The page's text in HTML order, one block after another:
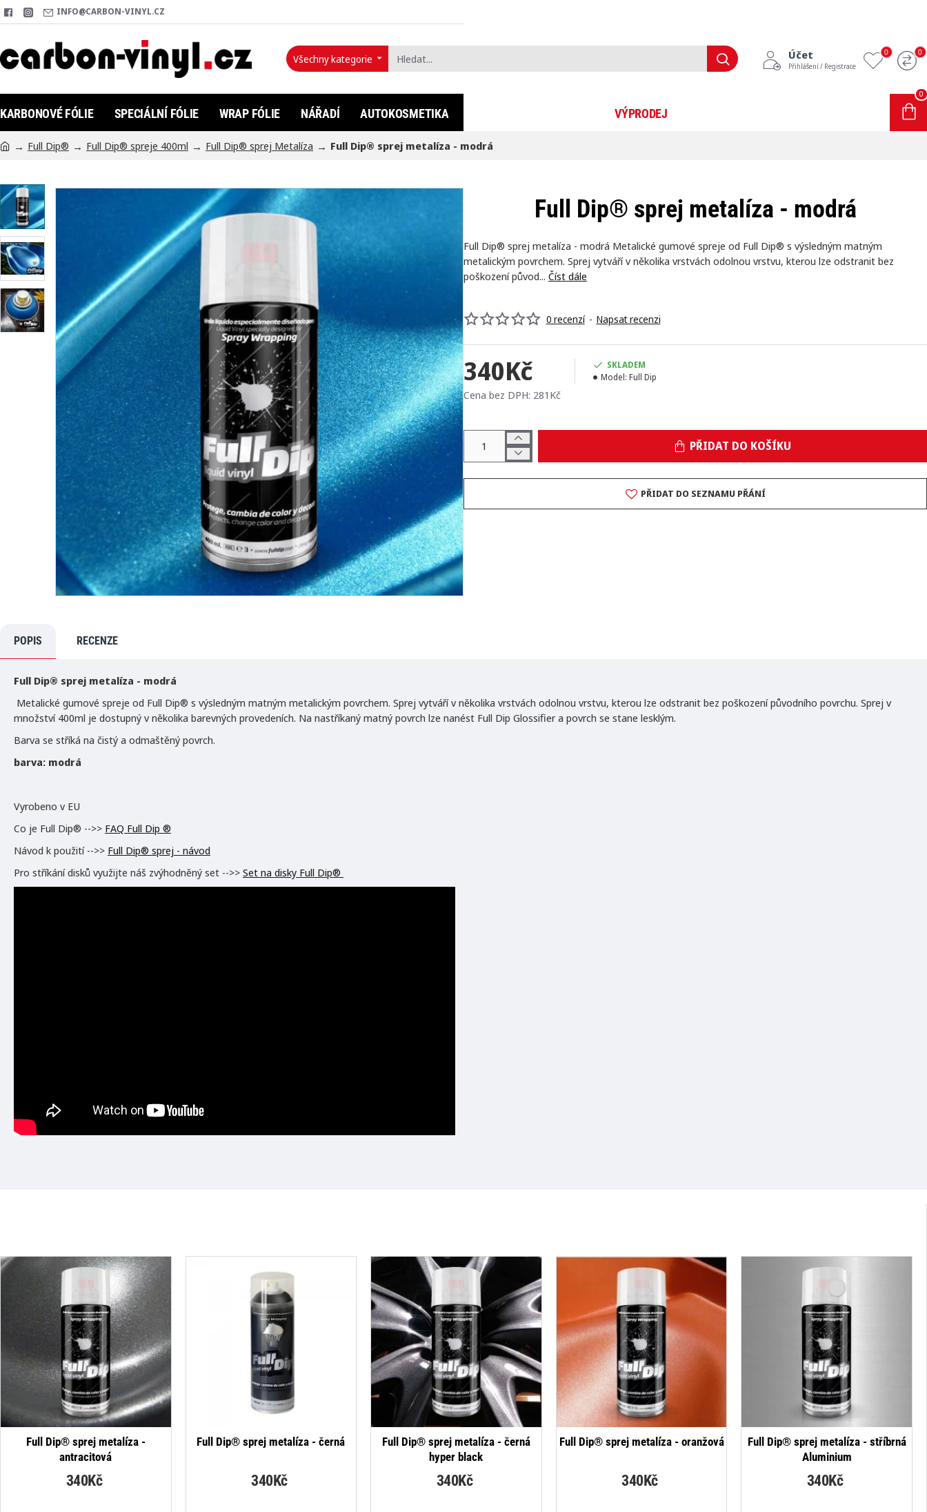
INFO@CARBON-VINYL.CZ
Všechny kategorie
Hledat...
Účet
Přihlášení / Registrace
0 0
KARBONOVÉ FÓLIE SPECIÁLNÍ FÓLIE WRAP FÓLIE NÁŘADÍ AUTOKOSMETIKA VÝPRODEJ
0
m
e
Full Dip® Full Dip® spreje 400ml Full Dip® sprej Metalíza Full Dip® sprej metalíza - modrá
Full Dip® sprej metalíza - modrá
Full Dip® sprej metalíza - modrá Metalické gumové spreje od Full Dip® s výsledným matným
metalickým povrchem. Sprej vytváří v několika vrstvách odolnou vrstvu, kterou lze odstranit bez
poškození původ... Číst dále
0 recenzí - Napsat recenzi
340Kč
Cena bez DPH: 281Kč
SKLADEM
Model: Full Dip
PŘIDAT DO KOŠÍKU
PŘIDAT DO SEZNAMU PŘÁNÍ
POPIS RECENZE
Full Dip® sprej metalíza - modrá
Metalické gumové spreje od Full Dip® s výsledným matným metalickým povrchem. Sprej vytváří v několika vrstvách odolnou vrstvu, kterou lze odstranit bez poškození původního povrchu. Sprej v
množství 400ml je dostupný v několika barevných provedeních. Na nastříkaný matný povrch lze nanést Full Dip Glossifier a povrch se stane lesklým.
Barva se stříká na čistý a odmaštěný povrch.
barva: modrá
Vyrobeno v EU
Co je Full Dip® -->> FAQ Full Dip ®
Návod k použití -->> Full Dip® sprej - návod
Pro stříkání disků využijte náš zvýhodněný set -->> Set na disky Full Dip®
Full Dip® sprej metalíza -
antracitová
340Kč
Full Dip® sprej metalíza - černá
340Kč
Full Dip® sprej metalíza - černá
hyper black
340Kč
Full Dip® sprej metalíza - oranžová
340Kč
Full Dip® sprej metalíza - stříbrná
Aluminium
340Kč